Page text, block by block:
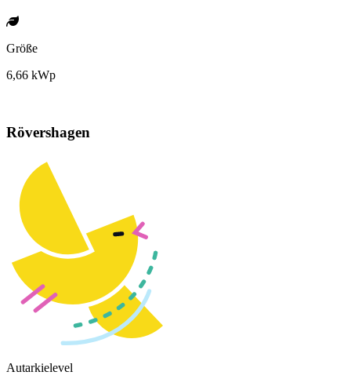
Größe
6,66 kWp
Rövershagen
Autarkielevel